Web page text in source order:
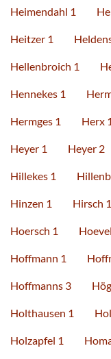
Heimendahl 1
Heitzer 1
Hellenbroich 1
Hennekes 1
Hermges 1 Herx 1
Heyer 1 Heyer 2
Hillekes 1
Hinzen 1 Hirsch 1
Hoersch 1
Hoffmann 1
Hoffmanns 3
Holthausen 1
Holzapfel 1